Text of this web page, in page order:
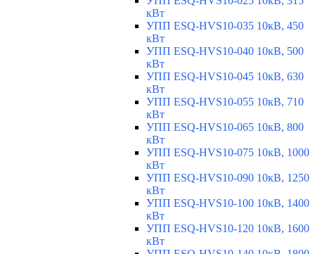
кВт
УПП ESQ-HVS10-035 10кВ, 450
кВт
УПП ESQ-HVS10-040 10кВ, 500
кВт
УПП ESQ-HVS10-045 10кВ, 630
кВт
УПП ESQ-HVS10-055 10кВ, 710
кВт
УПП ESQ-HVS10-065 10кВ, 800
кВт
УПП ESQ-HVS10-075 10кВ, 1000
кВт
УПП ESQ-HVS10-090 10кВ, 1250
кВт
УПП ESQ-HVS10-100 10кВ, 1400
кВт
УПП ESQ-HVS10-120 10кВ, 1600
кВт